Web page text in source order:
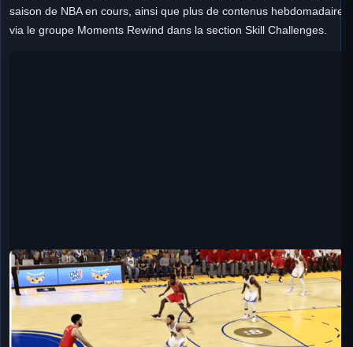
saison de NBA en cours, ainsi que plus de contenus hebdomadaires
via le groupe Moments Rewind dans la section Skill Challenges.